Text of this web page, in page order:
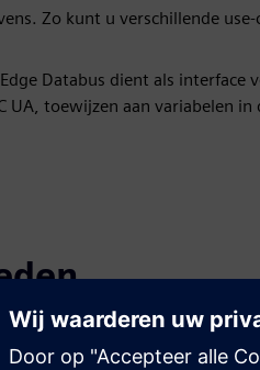
Zo kunt u verschillende
Databus dient als interface
toewijzen aan variabelen in